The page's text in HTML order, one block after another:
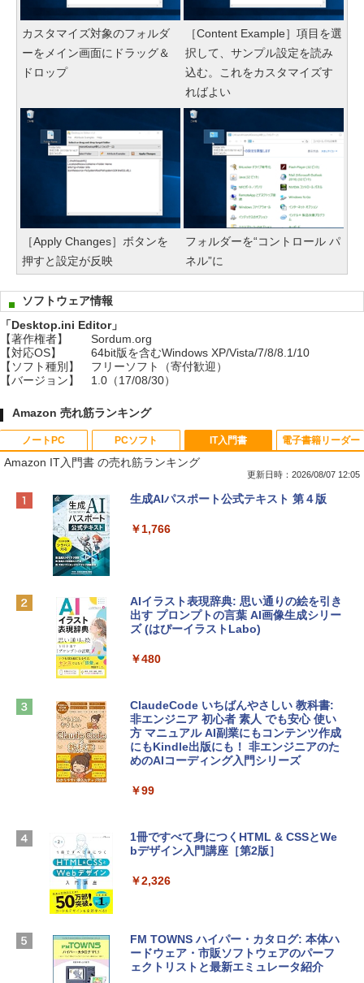
カスタマイズ対象のフォルダ
ーをメイン画面にドラッグ＆
ドロップ
［Content Example］項目を選
択して、サンプル設定を読み
込む。これをカスタマイズす
ればよい
［Apply Changes］ボタンを
押すと設定が反映
フォルダーを“コントロール パ
ネル”に
ソフトウェア情報
「Desktop.ini Editor」
【著作権者】
Sordum.org
【対応OS】
64bit版を含むWindows XP/Vista/7/8/8.1/10
【ソフト種別】
フリーソフト（寄付歓迎）
【バージョン】
1.0（17/08/30）
Amazon 売れ筋ランキング
ノートPC
Apple 2026 MacBook Neo A18 Proチッ
e Intelligence、Liquid Retinaディスプ
￥162,598
tomtoc 360°保護 15.6 16インチ パソコ
￥2,952
Apple 2026 MacBook Air M5チップ搭載
igence、13.6インチLiquid Retinaディ
ームカメラ、日本語キーボード、Touch I
D - ミッドナイト
￥298,901
ン 15-fd 15.6インチ 16GBメモリ 512GB
SSD インテル Core 5
PCソフト
Robloxギフトカード - 800 Robux 【限
インゲームコード】 ロブロックス | オン
Microsoft Office Home & Business 202
4(最新 永続版)|オンラインコード版|Wind
Robloxギフトカード - 2,000 Robux 【限
定バーチャルアイテムを含む】 【オンラ
インゲームコード】 ロブロックス | オン
ラインコード版
￥3,200
Robloxギフトカード - 1000 Robux 【限
定バーチャルアイテムを含む】 【オンラ
ラインコード版
Windows版 | Minecraft (マインクラフ
ト): Java & Bedrock Edition | オンライ
IT入門書
Amazon IT入門書 の売れ筋ランキング
更新日時：2026/08/07 12:05
生成AIパスポート公式テキスト 第４版
￥1,766
AIイラスト表現辞典: 思い通りの絵を引き
出す プロンプトの言葉 AI画像生成シリー
ズ (はぴーイラストLabo)
￥480
ClaudeCode いちばんやさしい 教科書:
非エンジニア 初心者 素人 でも安心 使い
方 マニュアル AI副業にもコンテンツ作成
にもKindle出版にも！ 非エンジニアのた
めのAIコーディング入門シリーズ
￥99
1冊ですべて身につくHTML & CSSとWe
bデザイン入門講座［第2版］
￥2,326
FM TOWNS ハイパー・カタログ: 本体ハ
ードウェア・市販ソフトウェアのパーフ
ェクトリストと最新エミュレータ紹介
電子書籍リーダー